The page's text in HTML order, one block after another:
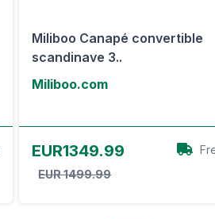
Miliboo Canapé convertible
scandinave 3..
Miliboo.com
EUR1349.99
EUR 1499.99